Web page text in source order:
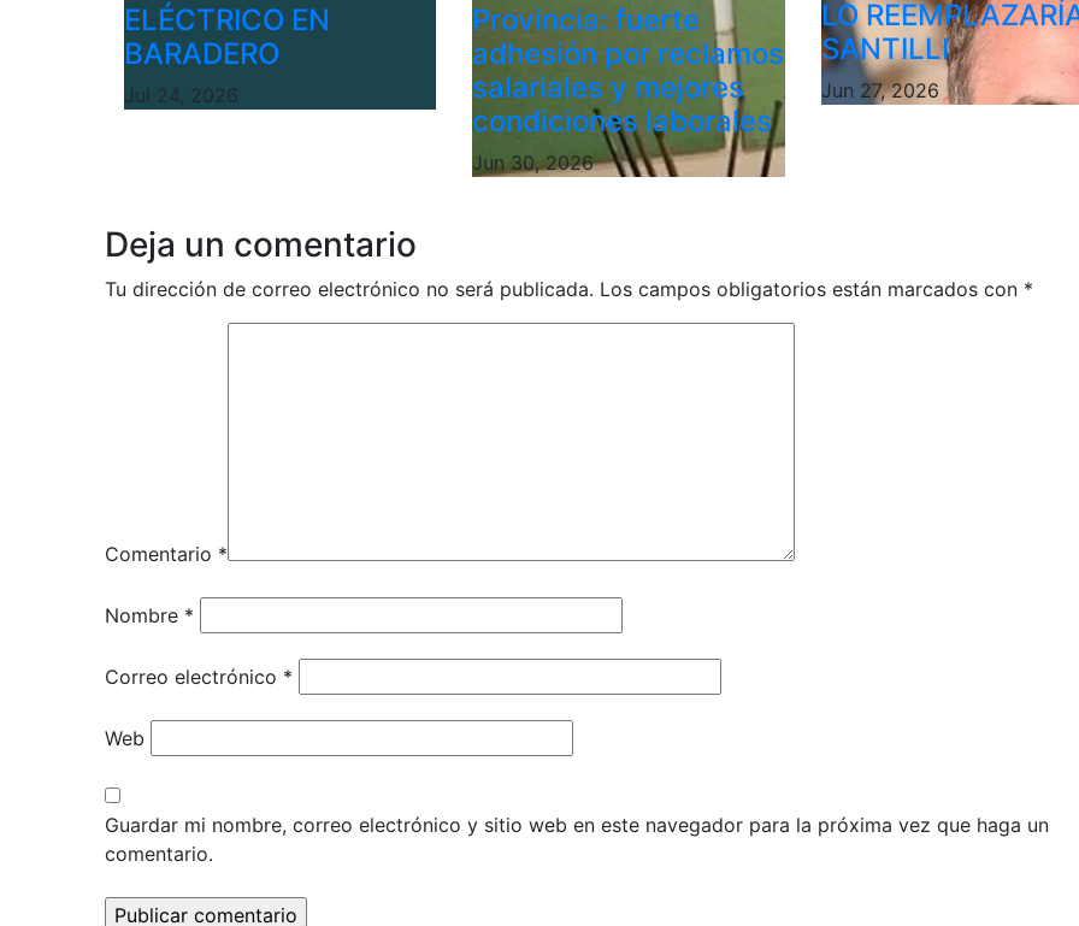
ELÉCTRICO EN
BARADERO
Jul 24, 2026
Provincia: fuerte
adhesión por reclamos
salariales y mejores
condiciones laborales
Jun 30, 2026
LO
SANTILLI
Jun 27, 2026
Deja un comentario
Tu dirección de correo electrónico no será publicada. Los campos obligatorios están marcados con *
Comentario *
Nombre *
Correo electrónico *
Web
Guardar mi nombre, correo electrónico y sitio web en este navegador para la próxima vez que haga un
comentario.